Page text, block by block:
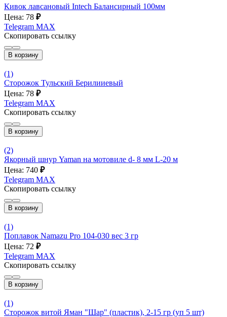
Кивок лавсановый Intech Балансирный 100мм
Цена: 78 ₽
Telegram MAX
Скопировать ссылку
В корзину
(1)
Сторожок Тульский Берилииевый
Цена: 78 ₽
Telegram MAX
Скопировать ссылку
В корзину
(2)
Якорный шнур Yaman на мотовиле d- 8 мм L-20 м
Цена: 740 ₽
Telegram MAX
Скопировать ссылку
В корзину
(1)
Поплавок Namazu Pro 104-030 вес 3 гр
Цена: 72 ₽
Telegram MAX
Скопировать ссылку
В корзину
(1)
Сторожок витой Яман "Шар" (пластик), 2-15 гр (уп 5 шт)